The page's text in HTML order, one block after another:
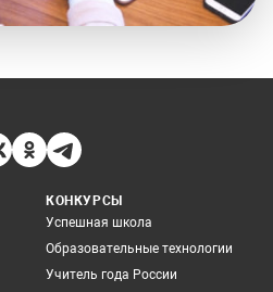
КОНКУРСЫ
Успешная школа
Образовательные технологии
Учитель года России